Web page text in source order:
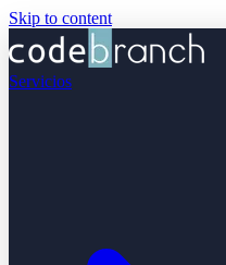
Skip to content
Servicios